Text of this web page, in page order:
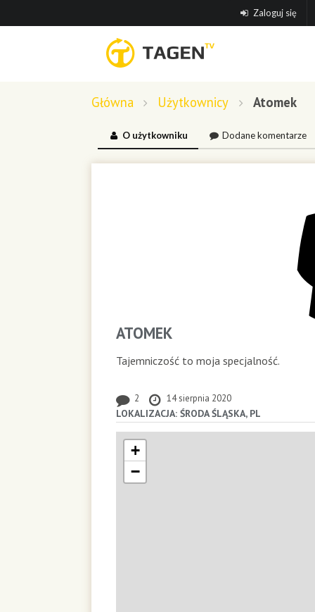
Zaloguj się
Główna Użytkownicy Atomek
O użytkowniku Dodane komentarze
ATOMEK
Tajemniczość to moja specjalność.
2 14 sierpnia 2020
LOKALIZACJA: ŚRODA ŚLĄSKA, PL
+
−